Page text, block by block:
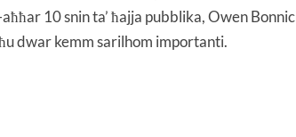
10 snin ta’ ħajja pubblika, Owen
dwar kemm sarilhom importanti.